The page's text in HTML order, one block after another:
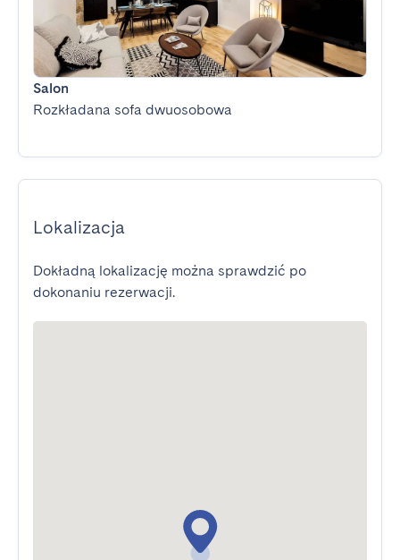
Salon
Rozkładana sofa dwuosobowa
Lokalizacja
Dokładną lokalizację można sprawdzić po
dokonaniu rezerwacji.